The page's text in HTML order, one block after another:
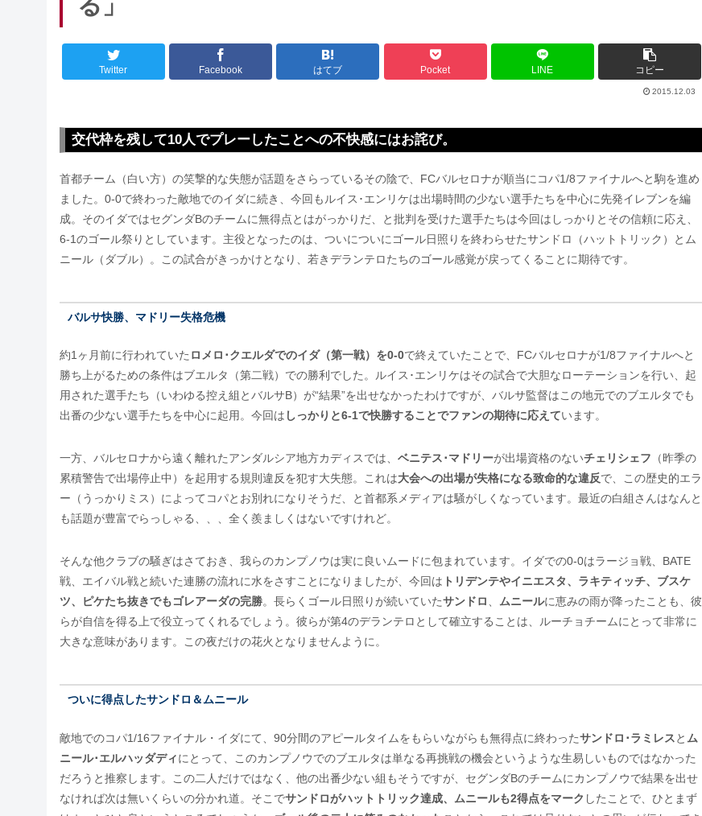
Twitter Facebook はてブ Pocket LINE コピー
2015.12.03
交代枠を残して10人でプレーしたことへの不快感にはお詫び。
首都チーム（白い方）の笑撃的な失態が話題をさらっているその陰で、FCバルセロナが順当にコパ1/8ファイナルへと駒を進め
ました。0-0で終わった敵地でのイダに続き、今回もルイス･エンリケは出場時間の少ない選手たちを中心に先発イレブンを編
成。そのイダではセグンダBのチームに無得点とはがっかりだ、と批判を受けた選手たちは今回はしっかりとその信頼に応え、
6-1のゴール祭りとしています。主役となったのは、ついについにゴール日照りを終わらせたサンドロ（ハットトリック）とム
ニール（ダブル）。この試合がきっかけとなり、若きデランテロたちのゴール感覚が戻ってくることに期待です。
バルサ快勝、マドリー失格危機
約1ヶ月前に行われていた ロメロ･クエルダでのイダ（第一戦）を0-0で終えていたことで、FCバルセロナが1/8ファイナルへと
勝ち上がるための条件はブエルタ（第二戦）での勝利でした。ルイス･エンリケはその試合で大胆なローテーションを行い、起
用された選手たち（いわゆる控え組とバルサB）が“結果”を出せなかったわけですが、バルサ監督はこの地元でのブエルタでも
出番の少ない選手たちを中心に起用。今回は しっかりと6-1で快勝することでファンの期待に応えています。
一方、バルセロナから遠く離れたアンダルシア地方カディスでは、 ベニテス･マドリーが出場資格のないチェリシェフ （昨季の
累積警告で出場停止中）を起用する規則違反を犯す大失態。これは大会への出場が失格になる致命的な違反で、この歴史的エラ
ー（うっかりミス）によってコパとお別れになりそうだ、と首都系メディアは騒がしくなっています。最近の白組さんはなんと
も話題が豊富でらっしゃる、、、全く羨ましくはないですけれど。
そんな他クラブの騒ぎはさておき、我らのカンプノウは実に良いムードに包まれています。イダでの0-0はラージョ戦、BATE
戦、エイバル戦と続いた連勝の流れに水をさすことになりましたが、今回は トリデンテやイニエスタ、ラキティッチ、ブスケ
ツ、ピケたち抜きでもゴレアーダの完勝。長らくゴール日照りが続いていたサンドロ、 ムニールに恵みの雨が降ったことも、彼
らが自信を得る上で役立ってくれるでしょう。彼らが第4のデランテロとして確立することは、ルーチョチームにとって非常に
大きな意味があります。この夜だけの花火となりませんように。
ついに得点したサンドロ＆ムニール
敵地でのコパ1/16ファイナル・イダにて、90分間のアピールタイムをもらいながらも無得点に終わったサンドロ･ラミレスと ム
ニール･エルハッダディにとって、このカンプノウでのブエルタは単なる再挑戦の機会というような生易しいものではなかった
だろうと推察します。この二人だけではなく、他の出番少ない組もそうですが、セグンダBのチームにカンプノウで結果を出せ
なければ次は無いくらいの分かれ道。そこでサンドロがハットトリック達成、ムニールも2得点をマーク したことで、ひとまず